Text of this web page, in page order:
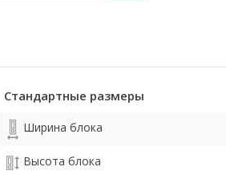
Стандартные размеры
Ширина блока
Высота блока